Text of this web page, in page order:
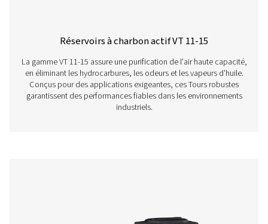
Filtres à charbon actif VT 1-9
La gamme de colonnes de charbon actif VT 1-9 offre